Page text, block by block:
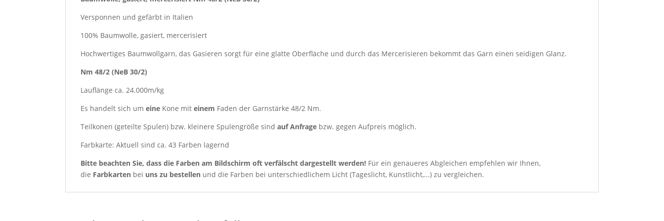
Versponnen und gefärbt in Italien
100% Baumwolle, gasiert, mercerisiert
Hochwertiges Baumwollgarn, das Gasieren sorgt für eine glatte Oberfläche und durch das Mercerisieren bekommt das Garn einen seidigen Glanz.
Nm 48/2 (NeB 30/2)
Lauflänge ca. 24.000m/kg
Es handelt sich um eine Kone mit einem Faden der Garnstärke 48/2 Nm.
Teilkonen (geteilte Spulen) bzw. kleinere Spulengröße sind auf Anfrage bzw. gegen Aufpreis möglich.
Farbkarte: Aktuell sind ca. 43 Farben lagernd
Bitte beachten Sie, dass die Farben am Bildschirm oft verfälscht dargestellt werden! Für ein genaueres Abgleichen empfehlen wir Ihnen,
die Farbkarten bei uns zu bestellen und die Farben bei unterschiedlichem Licht (Tageslicht, Kunstlicht,...) zu vergleichen.